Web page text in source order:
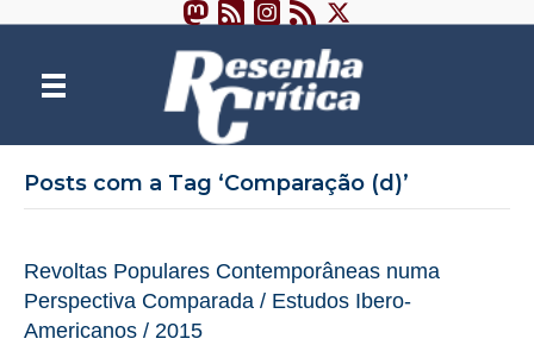
Posts com a Tag ‘Comparação (d)’
Revoltas Populares Contemporâneas numa
Perspectiva Comparada / Estudos Ibero-
Americanos / 2015